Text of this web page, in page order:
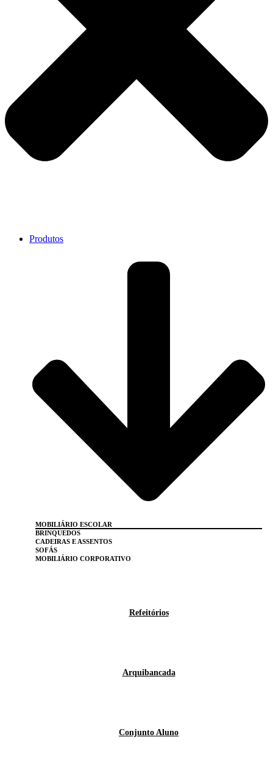
Produtos
MOBILIÁRIO ESCOLAR
BRINQUEDOS
CADEIRAS E ASSENTOS
SOFÁS
MOBILIÁRIO CORPORATIVO
Refeitórios
Arquibancada
Conjunto Aluno